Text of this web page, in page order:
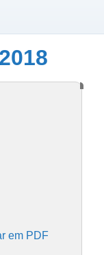
em PDF